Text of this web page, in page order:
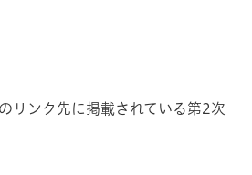
リンク先に掲載されている第2次